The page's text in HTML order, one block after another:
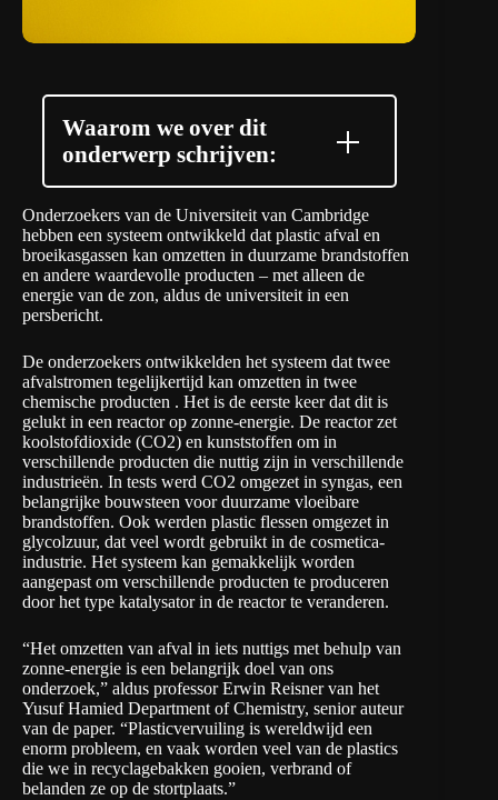
Waarom we over dit
onderwerp schrijven:
Onderzoekers van de Universiteit van Cambridge
hebben een systeem ontwikkeld dat plastic afval en
broeikasgassen kan omzetten in duurzame brandstoffen
en andere waardevolle producten – met alleen de
energie van de zon, aldus de universiteit in een
persbericht.
De onderzoekers ontwikkelden het systeem dat twee
afvalstromen tegelijkertijd kan omzetten in twee
chemische producten . Het is de eerste keer dat dit is
gelukt in een reactor op zonne-energie. De reactor zet
koolstofdioxide (CO2) en kunststoffen om in
verschillende producten die nuttig zijn in verschillende
industrieën. In tests werd CO2 omgezet in syngas, een
belangrijke bouwsteen voor duurzame vloeibare
brandstoffen. Ook werden plastic flessen omgezet in
glycolzuur, dat veel wordt gebruikt in de cosmetica-
industrie. Het systeem kan gemakkelijk worden
aangepast om verschillende producten te produceren
door het type katalysator in de reactor te veranderen.
“Het omzetten van afval in iets nuttigs met behulp van
zonne-energie is een belangrijk doel van ons
onderzoek,” aldus professor Erwin Reisner van het
Yusuf Hamied Department of Chemistry, senior auteur
van de paper. “Plasticvervuiling is wereldwijd een
enorm probleem, en vaak worden veel van de plastics
die we in recyclagebakken gooien, verbrand of
belanden ze op de stortplaats.”